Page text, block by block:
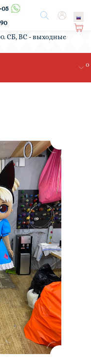
Поиск
05
Ко
ин
а
0
Вход
/
СБ, ВС - выходные